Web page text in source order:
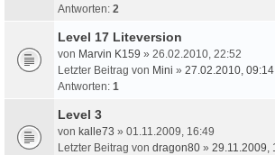
Antworten: 2
Level 17 Liteversion
von Marvin K159 » 26.02.2010, 22:52
Letzter Beitrag von Mini » 27.02.2010, 09:14
Antworten: 1
Level 3
von kalle73 » 01.11.2009, 16:49
Letzter Beitrag von dragon80 » 29.11.2009,